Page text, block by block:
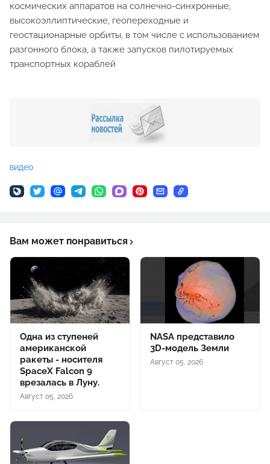
космических аппаратов на солнечно-синхронные,
высокоэллиптические, геопереходные и
геостационарные орбиты, в том числе с использованием
разгонного блока, а также запусков пилотируемых
транспортных кораблей
видео
Вам может понравиться
Одна из ступеней
американской
ракеты - носителя
SpaceX Falcon 9
врезалась в Луну.
Август 05, 2026
NASA представило
3D-модель Земли
Август 05, 2026